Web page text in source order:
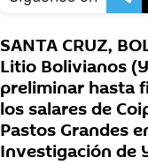
SANTA CRUZ,
Litio Bolivianos
preliminar hasta
los salares de
Pastos Grandes
Investigación de